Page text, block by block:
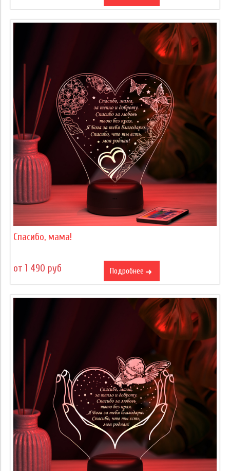
Спасибо, мама!
от 1 490 руб Подробнее